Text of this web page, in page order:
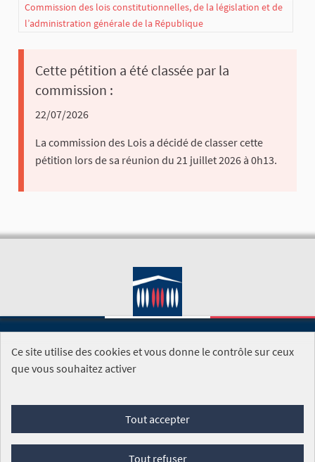
Commission des lois constitutionnelles, de la législation et de
l’administration générale de la République
Cette pétition a été classée par la
commission :
22/07/2026
La commission des Lois a décidé de classer cette
pétition lors de sa réunion du 21 juillet 2026 à 0h13.
SITE DE L'ASSEMBLÉE NATIONALE
Foire aux questions
Conditions générales d'utilisation (CGU)
Mentions légales
Cookies
Ce site utilise des cookies et vous donne le contrôle sur ceux
que vous souhaitez activer
Tout accepter
Tout refuser